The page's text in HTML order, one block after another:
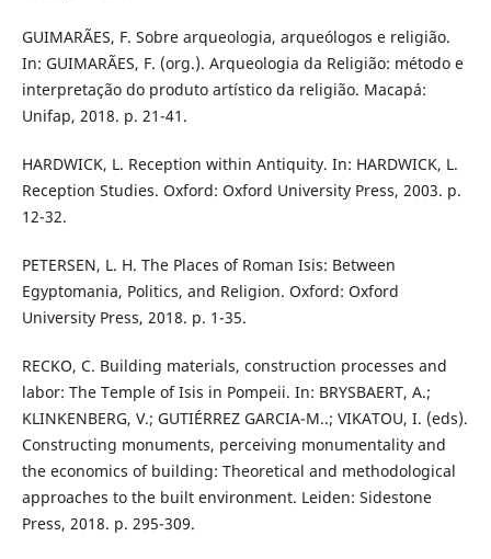
GUIMARÃES, F. Sobre arqueologia, arqueólogos e religião.
In: GUIMARÃES, F. (org.). Arqueologia da Religião: método e
interpretação do produto artístico da religião. Macapá:
Unifap, 2018. p. 21-41.
HARDWICK, L. Reception within Antiquity. In: HARDWICK, L.
Reception Studies. Oxford: Oxford University Press, 2003. p.
12-32.
PETERSEN, L. H. The Places of Roman Isis: Between
Egyptomania, Politics, and Religion. Oxford: Oxford
University Press, 2018. p. 1-35.
RECKO, C. Building materials, construction processes and
labor: The Temple of Isis in Pompeii. In: BRYSBAERT, A.;
KLINKENBERG, V.; GUTIÉRREZ GARCIA-M..; VIKATOU, I. (eds).
Constructing monuments, perceiving monumentality and
the economics of building: Theoretical and methodological
approaches to the built environment. Leiden: Sidestone
Press, 2018. p. 295-309.